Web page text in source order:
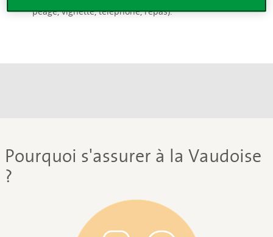
péage, vignette, téléphone, repas).
Pourquoi s'assurer à la Vaudoise
?